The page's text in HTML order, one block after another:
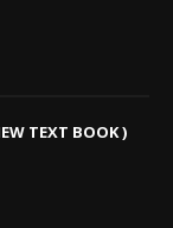
TEXT BOOK )